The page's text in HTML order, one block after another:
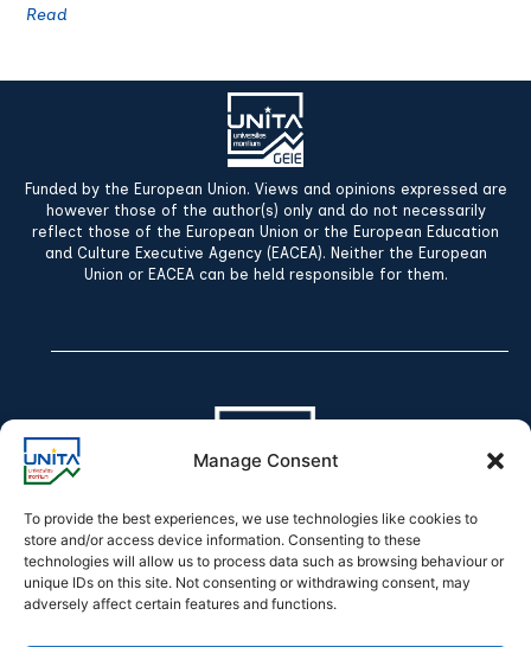
Manage Consent
To provide the best experiences, we use technologies like cookies to
store and/or access device information. Consenting to these
technologies will allow us to process data such as browsing behaviour or
unique IDs on this site. Not consenting or withdrawing consent, may
adversely affect certain features and functions.
Read
Funded by the European Union. Views and opinions expressed are
however those of the author(s) only and do not necessarily
reflect those of the European Union or the European Education
and Culture Executive Agency (EACEA). Neither the European
Union or EACEA can be held responsible for them.
Declaration of accessibility